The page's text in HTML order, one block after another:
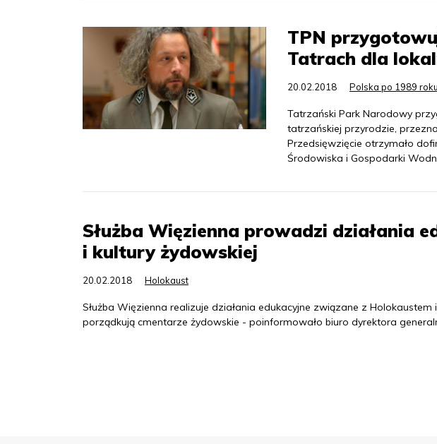
TPN
Tatrach dla
20.02.2018 Polska po 1989 roku
Tatrzański Park Narodowy
tatrzańskiej przyrodzie,
Przedsięwzięcie otrzymało
Środowiska i Gospodarki
Służba Więzienna prowadzi działania
i kultury żydowskiej
20.02.2018 Holokaust
Służba Więzienna realizuje działania edukacyjne związane z
porządkują cmentarze żydowskie - poinformowało biuro dyrektora